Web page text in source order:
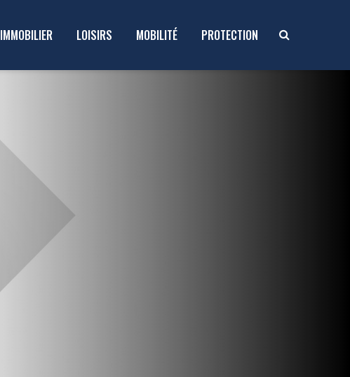
IMMOBILIER LOISIRS MOBILITÉ PROTECTION